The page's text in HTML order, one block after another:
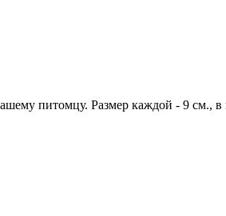
питомцу. Размер каждой - 9 см., в